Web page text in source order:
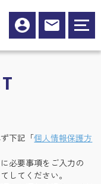
下記「個人情報保護方
必要事項をご入力の
してください。